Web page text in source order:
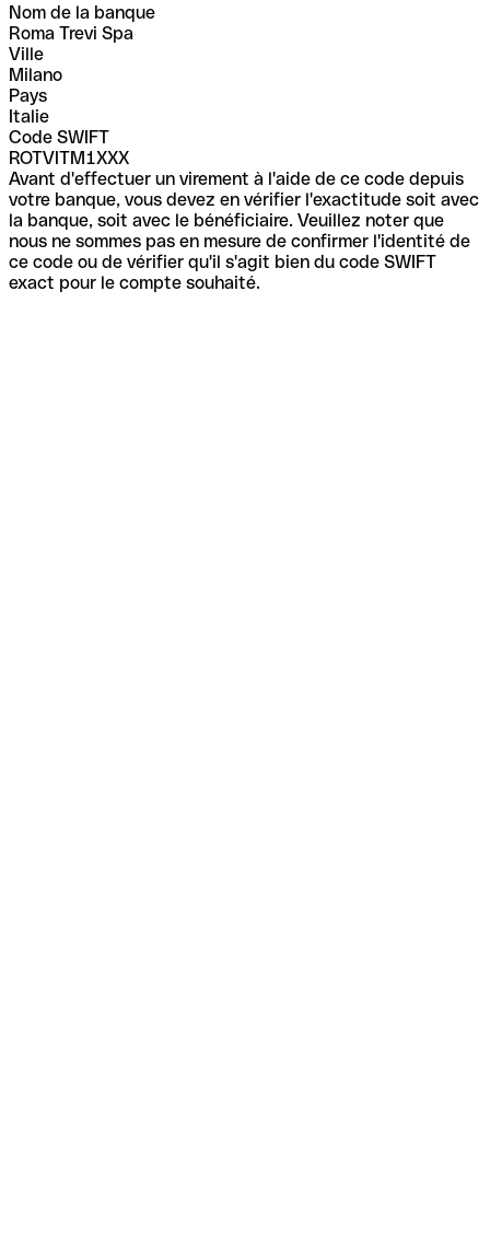
Nom de la banque
Roma Trevi Spa
Ville
Milano
Pays
Italie
Code SWIFT
ROTVITM1XXX
Avant d'effectuer un virement à l'aide de ce code depuis
votre banque, vous devez en vérifier l'exactitude soit avec
la banque, soit avec le bénéficiaire. Veuillez noter que
nous ne sommes pas en mesure de confirmer l'identité de
ce code ou de vérifier qu'il s'agit bien du code SWIFT
exact pour le compte souhaité.